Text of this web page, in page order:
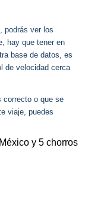
podrás ver los
hay que tener en
base de datos, es
de velocidad cerca
correcto o que se
viaje, puedes
y 5 chorros